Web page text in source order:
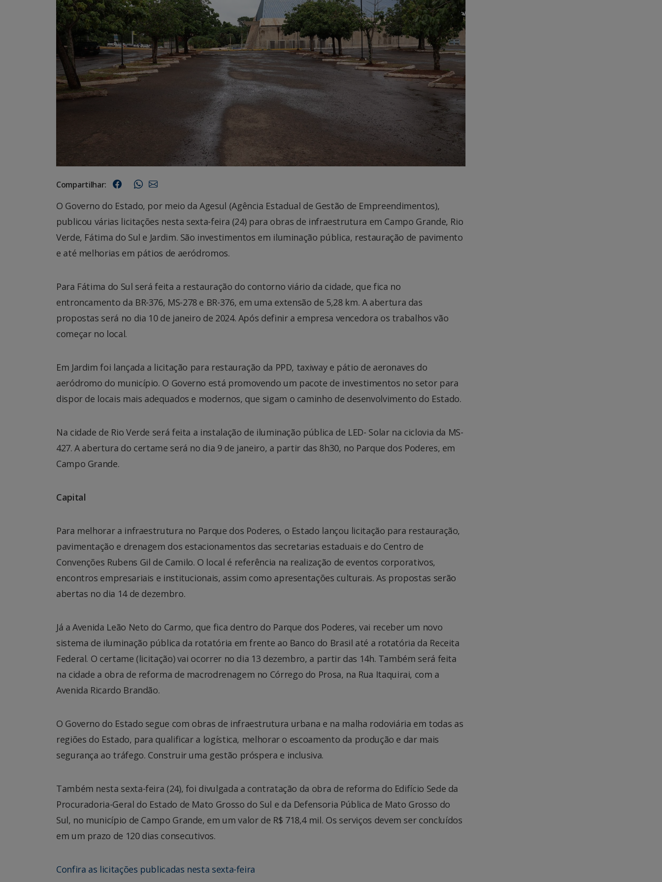
Compartilhar:
O Governo do Estado, por meio da Agesul (Agência Estadual de Gestão de Empreendimentos),
publicou várias licitações nesta sexta-feira (24) para obras de infraestrutura em Campo Grande, Rio
Verde, Fátima do Sul e Jardim. São investimentos em iluminação pública, restauração de pavimento
e até melhorias em pátios de aeródromos.
Para Fátima do Sul será feita a restauração do contorno viário da cidade, que fica no
entroncamento da BR-376, MS-278 e BR-376, em uma extensão de 5,28 km. A abertura das
propostas será no dia 10 de janeiro de 2024. Após definir a empresa vencedora os trabalhos vão
começar no local.
Em Jardim foi lançada a licitação para restauração da PPD, taxiway e pátio de aeronaves do
aeródromo do município. O Governo está promovendo um pacote de investimentos no setor para
dispor de locais mais adequados e modernos, que sigam o caminho de desenvolvimento do Estado.
Na cidade de Rio Verde será feita a instalação de iluminação pública de LED- Solar na ciclovia da MS-
427. A abertura do certame será no dia 9 de janeiro, a partir das 8h30, no Parque dos Poderes, em
Campo Grande.
Capital
Para melhorar a infraestrutura no Parque dos Poderes, o Estado lançou licitação para restauração,
pavimentação e drenagem dos estacionamentos das secretarias estaduais e do Centro de
Convenções Rubens Gil de Camilo. O local é referência na realização de eventos corporativos,
encontros empresariais e institucionais, assim como apresentações culturais. As propostas serão
abertas no dia 14 de dezembro.
Já a Avenida Leão Neto do Carmo, que fica dentro do Parque dos Poderes, vai receber um novo
sistema de iluminação pública da rotatória em frente ao Banco do Brasil até a rotatória da Receita
Federal. O certame (licitação) vai ocorrer no dia 13 dezembro, a partir das 14h. Também será feita
na cidade a obra de reforma de macrodrenagem no Córrego do Prosa, na Rua Itaquirai, com a
Avenida Ricardo Brandão.
O Governo do Estado segue com obras de infraestrutura urbana e na malha rodoviária em todas as
regiões do Estado, para qualificar a logística, melhorar o escoamento da produção e dar mais
segurança ao tráfego. Construir uma gestão próspera e inclusiva.
Também nesta sexta-feira (24), foi divulgada a contratação da obra de reforma do Edifício Sede da
Procuradoria-Geral do Estado de Mato Grosso do Sul e da Defensoria Pública de Mato Grosso do
Sul, no município de Campo Grande, em um valor de R$ 718,4 mil. Os serviços devem ser concluídos
em um prazo de 120 dias consecutivos.
Confira as licitações publicadas nesta sexta-feira